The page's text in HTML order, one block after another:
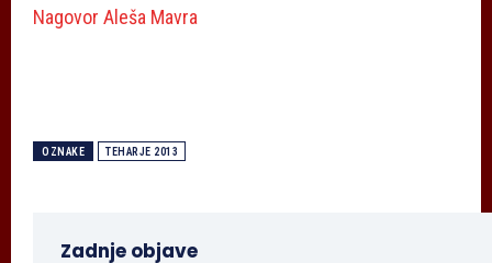
Nagovor Aleša Mavra
OZNAKE TEHARJE 2013
Zadnje objave